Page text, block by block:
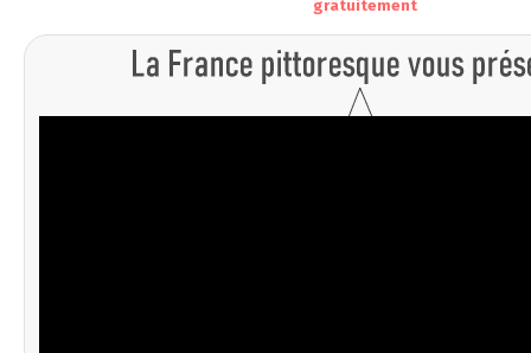
gratuitement